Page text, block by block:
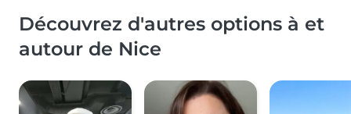
Découvrez d'autres options à et
autour de Nice